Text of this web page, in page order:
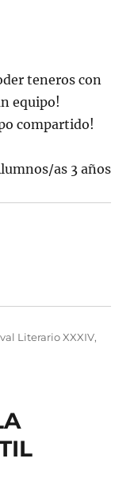
teneros con
equipo!
compartido!
as 3 años
Literario XXXIV,